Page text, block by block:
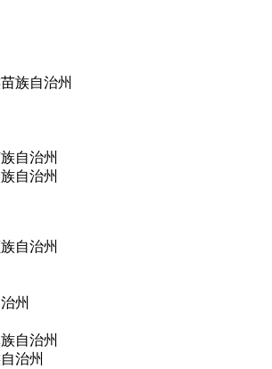
族自治州
自治州
自治州
自治州
州
自治州
治州